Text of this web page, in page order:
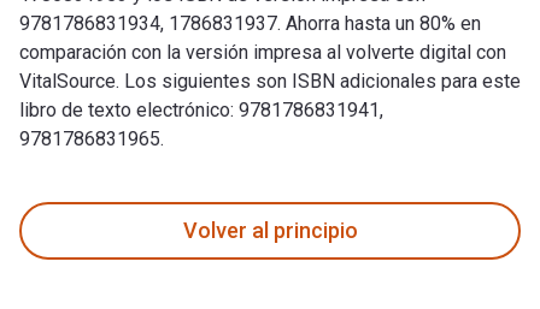
9781786831934, 1786831937. Ahorra hasta un 80% en
comparación con la versión impresa al volverte digital con
VitalSource. Los siguientes son ISBN adicionales para este
libro de texto electrónico: 9781786831941,
9781786831965.
Volver al principio